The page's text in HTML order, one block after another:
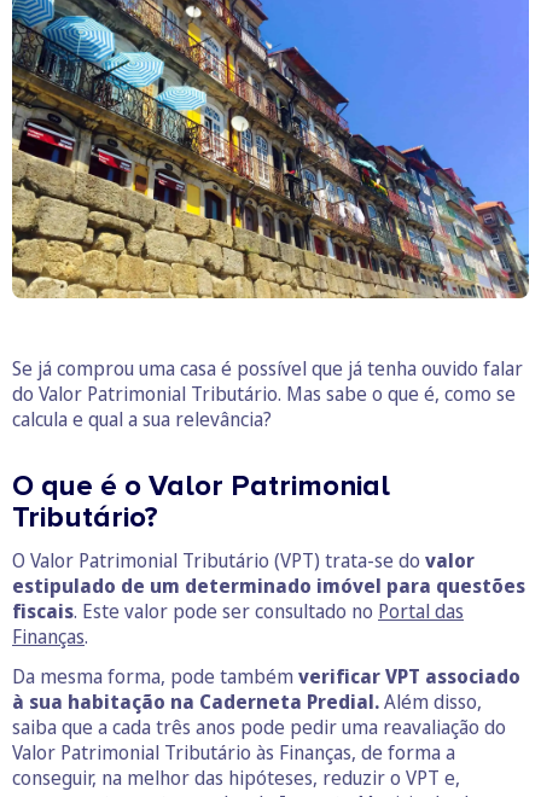
Se já comprou uma casa é possível que já tenha ouvido falar
do Valor Patrimonial Tributário. Mas sabe o que é, como se
calcula e qual a sua relevância?
O que é o Valor Patrimonial
Tributário?
O Valor Patrimonial Tributário (VPT) trata-se do valor
estipulado de um determinado imóvel para questões
fiscais. Este valor pode ser consultado no Portal das
Finanças.
Da mesma forma, pode também verificar VPT associado
à sua habitação na Caderneta Predial.Além disso,
saiba que a cada três anos pode pedir uma reavaliação do
Valor Patrimonial Tributário às Finanças, de forma a
conseguir, na melhor das hipóteses, reduzir o VPT e,